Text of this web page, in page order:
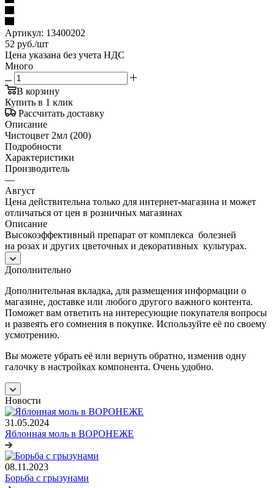
Артикул: 13400202
52 руб./шт
Цена указана без учета НДС
Много
В корзину
Купить в 1 клик
Рассчитать доставку
Описание
Чистоцвет 2мл (200)
Подробности
Характеристики
Производитель
—
Август
Цена действительна только для интернет-магазина и может
отличаться от цен в розничных магазинах
Описание
Высокоэффективный препарат от комплекса болезней
на розах и других цветочных и декоративных культурах.
Дополнительно
Дополнительная вкладка, для размещения информации о
магазине, доставке или любого другого важного контента.
Поможет вам ответить на интересующие покупателя вопросы
и развеять его сомнения в покупке. Используйте её по своему
усмотрению.
Вы можете убрать её или вернуть обратно, изменив одну
галочку в настройках компонента. Очень удобно.
Новости
31.05.2024
Яблонная моль в ВОРОНЕЖЕ
08.11.2023
Борьба с грызунами